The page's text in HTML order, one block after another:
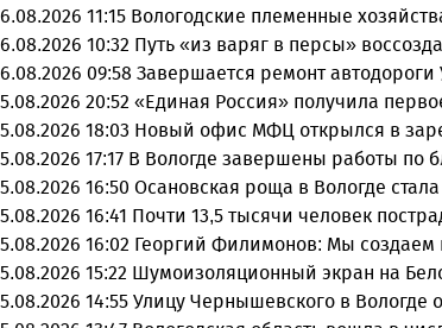
6.08.2026 11:15 Вологодские племенные
6.08.2026 10:32 Путь «из варяг в персы»
6.08.2026 09:58 Завершается ремонт
5.08.2026 20:52 «Единая Россия» получила
5.08.2026 18:03 Новый офис МФЦ открылся в
5.08.2026 17:17 В Вологде завершены работы по
5.08.2026 16:50 Осановская роща в Вологде
5.08.2026 16:41 Почти 13,5 тысячи человек
5.08.2026 16:02 Георгий Филимонов: Мы создаем
5.08.2026 15:22 Шумоизоляционный экран на
5.08.2026 14:55 Улицу Чернышевского в Вологде